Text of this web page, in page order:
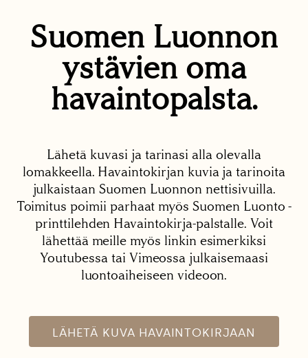
Suomen Luonnon
ystävien oma
havaintopalsta.
Lähetä kuvasi ja tarinasi alla olevalla
lomakkeella. Havaintokirjan kuvia ja tarinoita
julkaistaan Suomen Luonnon nettisivuilla.
Toimitus poimii parhaat myös Suomen Luonto -
printtilehden Havaintokirja-palstalle. Voit
lähettää meille myös linkin esimerkiksi
Youtubessa tai Vimeossa julkaisemaasi
luontoaiheiseen videoon.
LÄHETÄ KUVA HAVAINTOKIRJAAN